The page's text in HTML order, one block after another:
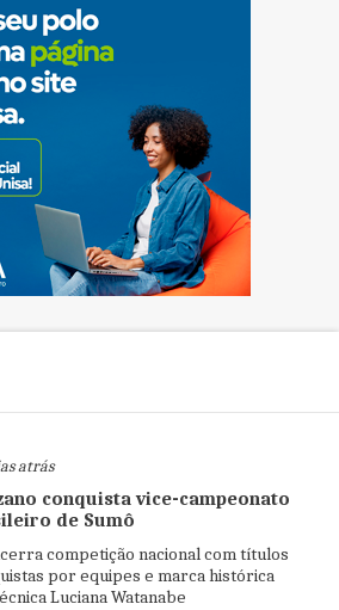
atrás
conquista vice-campeonato
de Sumô
competição nacional com títulos
por equipes e marca histórica
Luciana Watanabe